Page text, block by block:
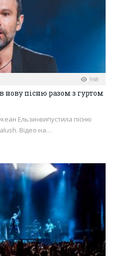
968
нову пісню разом з гуртом
Ельзи»випустила пісню
Відео на…